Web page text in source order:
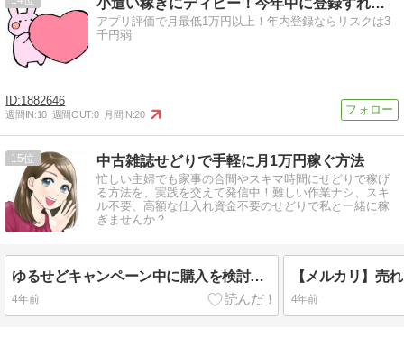
小遣い稼ぎにディビー！今年中に登録すれば永年会費無料！
アプリ評価で月最低1万円以上！年内登録ならリスクは3
千円弱
1882646
週間IN:10 週間OUT:0 月間IN:20
15 中古雑誌せどりで手軽に月1万円稼ぐ方法
忙しい主婦でも家事の合間やスキマ時間にせどりで稼げ
る方法を、実践を交えて発信中！難しい作業ナシ、スキ
ル不要、高額な仕入れ資金不要のせどりで私と一緒に稼
ぎませんか？
ゆるせどキャンペーン中に購入を検討されている方へ
4年前 4年前